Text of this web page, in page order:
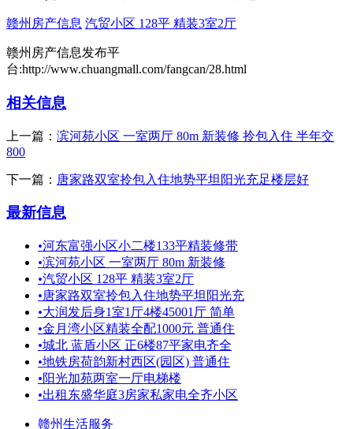
赣州房产信息 汽贸小区 128平 精装3室2厅
赣州房产信息发布平
台:http://www.chuangmall.com/fangcan/28.html
相关信息
上一篇： 滨河苑小区 一室两厅 80m 新装修 拎包入住 半年交
800
下一篇： 唐家路双室拎包入住地势平坦阳光充足楼层好
最新信息
•河东富强小区小二楼133平精装修带
•滨河苑小区 一室两厅 80m 新装修
•汽贸小区 128平 精装3室2厅
•唐家路双室拎包入住地势平坦阳光充
•大润发后身1室1厅4楼45001厅 简单
•金月湾小区精装全配1000元 普通住
•城北 蓝盾小区 正6楼87平家电齐全
•地铁房荷韵新村西区(园区) 普通住
•阳光加苑两室一厅电梯楼
•出租东盛华庭3房家私家电全齐小区
赣州生活服务